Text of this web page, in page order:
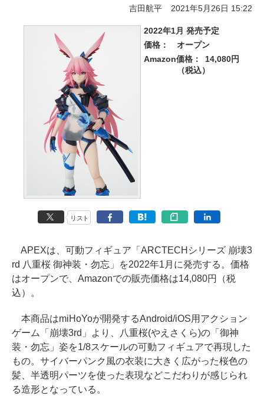
吉田航平 2021年5月26日 15:22
2022年1月 発売予定
価格：
オープン
Amazon価格：
14,080円
（税込）
リスト
APEXは、可動フィギュア「ARCTECHシリーズ 崩壊3
rd 八重桜 御神装・勿忘」を2022年1月に発売する。価格
はオープンで、Amazonでの販売価格は14,080円（税
込）。
本商品はmiHoYoが開発するAndroid/iOS用アクション
ゲーム「崩壊3rd」より、八重桜(やえさくら)の「御神
装・勿忘」姿を1/8スケールの可動フィギュアで再現した
もの。サイバーパンク風の衣装に大きく広がった桜色の
髪、半透明パーツを使った表現などこだわりが感じられ
る造形となっている。